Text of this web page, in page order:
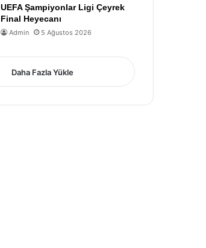
UEFA Şampiyonlar Ligi Çeyrek
Final Heyecanı
Admin 5 Ağustos 2026
Daha Fazla Yükle